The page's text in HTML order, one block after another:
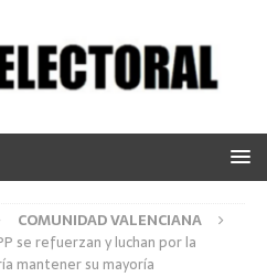
COMUNIDAD VALENCIANA
se refuerzan y luchan por la
mantener su mayoría